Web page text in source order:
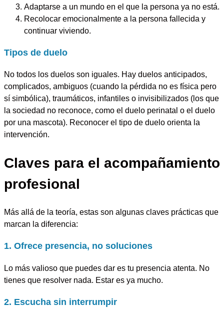
Adaptarse a un mundo en el que la persona ya no está.
Recolocar emocionalmente a la persona fallecida y
continuar viviendo.
Tipos de duelo
No todos los duelos son iguales. Hay duelos anticipados,
complicados, ambiguos (cuando la pérdida no es física pero
sí simbólica), traumáticos, infantiles o invisibilizados (los que
la sociedad no reconoce, como el duelo perinatal o el duelo
por una mascota). Reconocer el tipo de duelo orienta la
intervención.
Claves para el acompañamiento
profesional
Más allá de la teoría, estas son algunas claves prácticas que
marcan la diferencia:
1. Ofrece presencia, no soluciones
Lo más valioso que puedes dar es tu presencia atenta. No
tienes que resolver nada. Estar es ya mucho.
2. Escucha sin interrumpir